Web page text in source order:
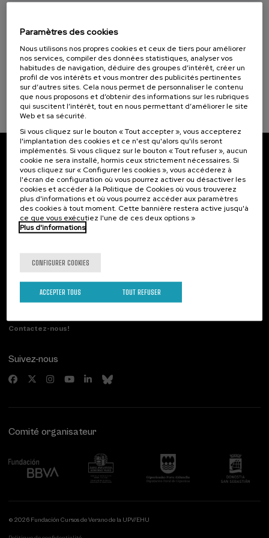
Objectifs de développement durable
y neonatal
20 h. Espagnol Basque .
...
À PARTIR DE22 €
Dernières
places
Gratuit
Date
passée
Liste
d'attente
Période
d'inscription
terminée
Abonnez-vous à notre bulletin
Inscrivez-vous pour être le premier à recevoir les
actualités de l'UIK.
S'abonner
Contact
20007 Donostia / San Sebastián
Contactez-nous!
Suivez-nous
Comité organisateur
© 2026 Fundación Cursos de Verano de la UPV/EHU
Paramètres des cookies
Nous utilisons nos propres cookies et ceux de tiers pour améliorer
nos services, compiler des données statistiques, analyser vos
habitudes de navigation, déduire des groupes d’intérêt, créer un
profil de vos intérêts et vous montrer des publicités pertinentes
sur d’autres sites. Cela nous permet de personnaliser le contenu
que nous proposons et d’obtenir des informations sur les rubriques
qui suscitent l’intérêt, tout en nous permettant d’améliorer le site
Web et sa sécurité.
Si vous cliquez sur le bouton « Tout accepter », vous accepterez
l'implantation des cookies et ce n'est qu'alors qu'ils seront
implémentés. Si vous cliquez sur le bouton « Tout refuser », aucun
cookie ne sera installé, hormis ceux strictement nécessaires. Si
vous cliquez sur « Configurer les cookies », vous accéderez à
l'écran de configuration où vous pourrez activer ou désactiver les
cookies et accéder à la Politique de Cookies où vous trouverez
plus d'informations et où vous pourrez accéder aux paramètres
des cookies à tout moment. Cette bannière restera active jusqu'à
ce que vous exécutiez l'une de ces deux options »
Plus d'informations
CONFIGURER COOKIES
TOUT REFUSER
ACCEPTER TOUS